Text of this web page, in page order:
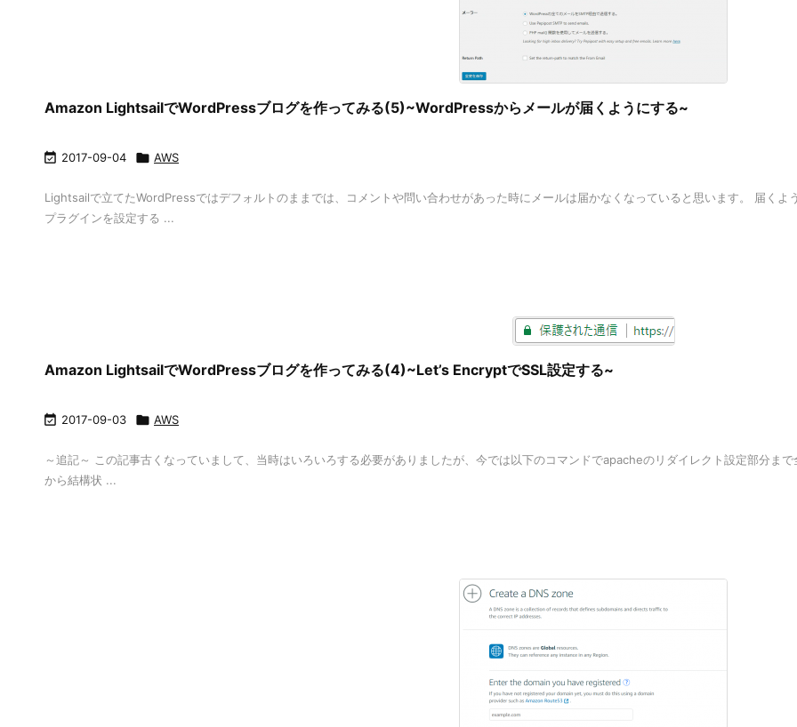
Amazon LightsailでWordPressブログを作ってみる(5)~WordPressからメールが届くようにする~
 2017-09-04  AWS
Lightsailで立てたWordPressではデフォルトのままでは、コメントや問い合わせがあった時にメールは届かなくなっていると思います。 届く
プラグインを設定する ...
Amazon LightsailでWordPressブログを作ってみる(4)~Let’s EncryptでSSL設定する~
 2017-09-03  AWS
～追記～ この記事古くなっていまして、当時はいろいろする必要がありましたが、今では以下のコマンドでapacheのリダイレクト設定部分
から結構状 ...